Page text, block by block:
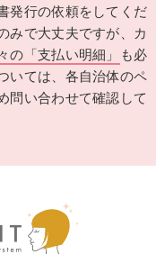
発行の依頼をしてくだ
みで大丈夫ですが、カ
の「支払い明細」
も必
いては、各自治体のペ
問い合わせて確認して